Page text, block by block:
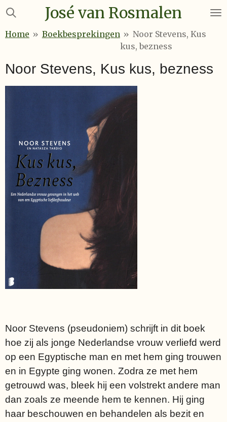
Ga
naar
José van Rosmalen
Home » Boekbesprekingen » Noor Stevens, Kus
kus, bezness
Noor Stevens, Kus kus, bezness
Noor Stevens (pseudoniem) schrijft in dit boek
hoe zij als jonge Nederlandse vrouw verliefd werd
op een Egyptische man en met hem ging trouwen
en in Egypte ging wonen. Zodra ze met hem
getrouwd was, bleek hij een volstrekt andere man
dan zoals ze meende hem te kennen. Hij ging
haar beschouwen en behandelen als bezit en